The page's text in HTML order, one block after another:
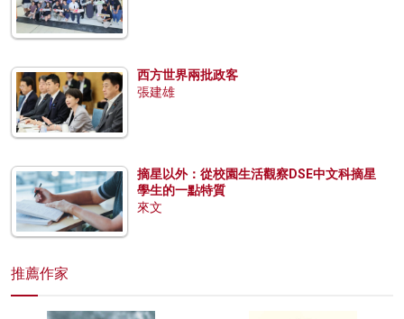
西方世界兩批政客
張建雄
摘星以外：從校園生活觀察DSE中文科摘星
學生的一點特質
來文
推薦作家